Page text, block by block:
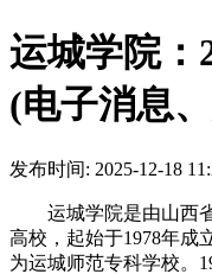
运城学院：
(电子消息
发布时间: 2025-12-18
运城学院是由山西省
高校，起始于1978年成
为运城师范专科学校。